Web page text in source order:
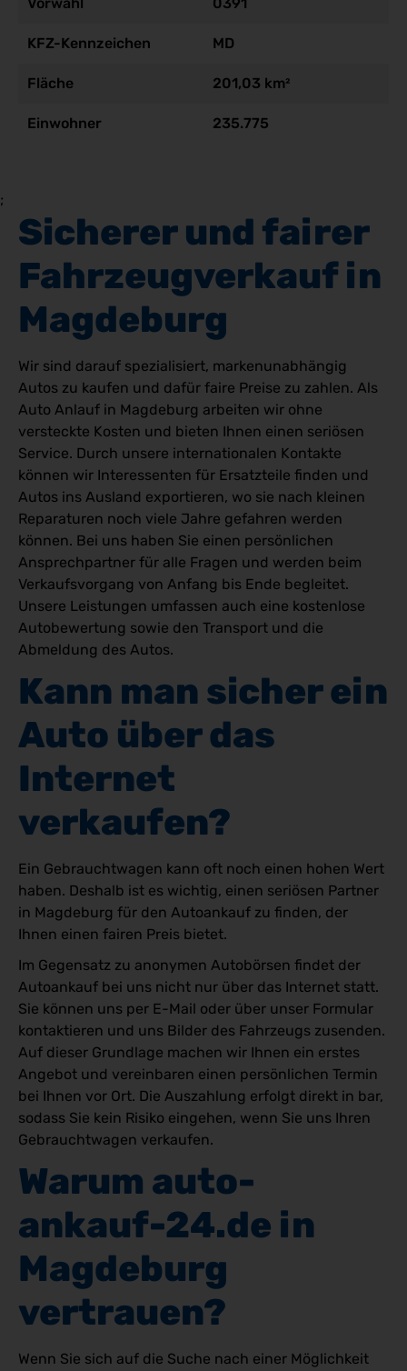
KFZ-Kennzeichen MD
Fläche 201,03 km²
Einwohner 235.775
;
Sicherer und fairer
Fahrzeugverkauf in
Magdeburg
Wir sind darauf spezialisiert, markenunabhängig
Autos zu kaufen und dafür faire Preise zu zahlen. Als
Auto Anlauf in Magdeburg arbeiten wir ohne
versteckte Kosten und bieten Ihnen einen seriösen
Service. Durch unsere internationalen Kontakte
können wir Interessenten für Ersatzteile finden und
Autos ins Ausland exportieren, wo sie nach kleinen
Reparaturen noch viele Jahre gefahren werden
können. Bei uns haben Sie einen persönlichen
Ansprechpartner für alle Fragen und werden beim
Verkaufsvorgang von Anfang bis Ende begleitet.
Unsere Leistungen umfassen auch eine kostenlose
Autobewertung sowie den Transport und die
Abmeldung des Autos.
Kann man sicher ein
Auto über das
Internet
verkaufen?
Ein Gebrauchtwagen kann oft noch einen hohen Wert
haben. Deshalb ist es wichtig, einen seriösen Partner
in Magdeburg für den Autoankauf zu finden, der
Ihnen einen fairen Preis bietet.
Im Gegensatz zu anonymen Autobörsen findet der
Autoankauf bei uns nicht nur über das Internet statt.
Sie können uns per E-Mail oder über unser Formular
kontaktieren und uns Bilder des Fahrzeugs zusenden.
Auf dieser Grundlage machen wir Ihnen ein erstes
Angebot und vereinbaren einen persönlichen Termin
bei Ihnen vor Ort. Die Auszahlung erfolgt direkt in bar,
sodass Sie kein Risiko eingehen, wenn Sie uns Ihren
Gebrauchtwagen verkaufen.
Warum auto-
ankauf-24.de in
Magdeburg
vertrauen?
Wenn Sie sich auf die Suche nach einer Möglichkeit